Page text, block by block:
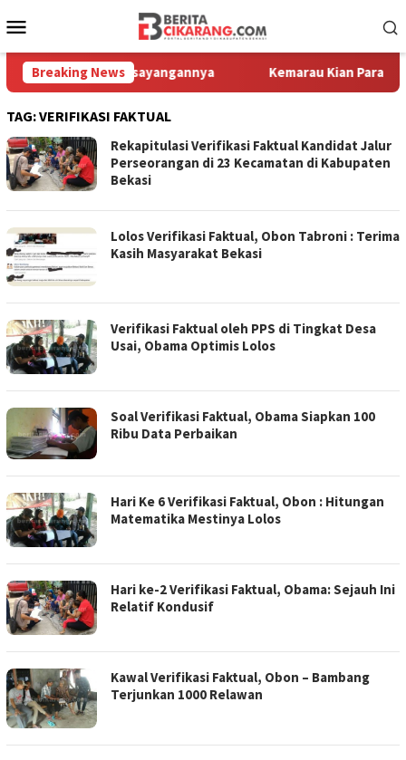
ke
Mobile
Breaking News
Motor Kesayangannya Kemarau Kian Parah, 80
TAG:VERIFIKASI FAKTUAL
Rekapitulasi Verifikasi Faktual Kandidat Jalur
Perseorangan di 23 Kecamatan di Kabupaten
Bekasi
Lolos Verifikasi Faktual, Obon Tabroni : Terima
Kasih Masyarakat Bekasi
Verifikasi Faktual oleh PPS di Tingkat Desa
Usai, Obama Optimis Lolos
Soal Verifikasi Faktual, Obama Siapkan 100
Ribu Data Perbaikan
Hari Ke 6 Verifikasi Faktual, Obon : Hitungan
Matematika Mestinya Lolos
Hari ke-2 Verifikasi Faktual, Obama: Sejauh Ini
Relatif Kondusif
Kawal Verifikasi Faktual, Obon – Bambang
Terjunkan 1000 Relawan